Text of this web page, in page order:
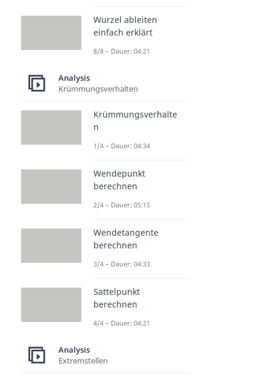
Wurzel ableiten
einfach erklärt
8/8 – Dauer: 04:21
Analysis
Krümmungsverhalten
Krümmungsverhalte
n
1/4 – Dauer: 04:34
Wendepunkt
berechnen
2/4 – Dauer: 05:15
Wendetangente
berechnen
3/4 – Dauer: 04:33
Sattelpunkt
berechnen
4/4 – Dauer: 04:21
Analysis
Extremstellen